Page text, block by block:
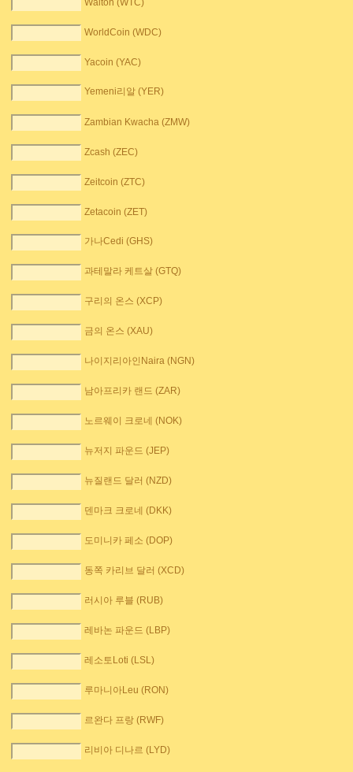
Walton (WTC)
WorldCoin (WDC)
Yacoin (YAC)
Yemeni리알 (YER)
Zambian Kwacha (ZMW)
Zcash (ZEC)
Zeitcoin (ZTC)
Zetacoin (ZET)
가나Cedi (GHS)
과테말라 케트살 (GTQ)
구리의 온스 (XCP)
금의 온스 (XAU)
나이지리아인Naira (NGN)
남아프리카 랜드 (ZAR)
노르웨이 크로네 (NOK)
뉴저지 파운드 (JEP)
뉴질랜드 달러 (NZD)
덴마크 크로네 (DKK)
도미니카 페소 (DOP)
동쪽 카리브 달러 (XCD)
러시아 루블 (RUB)
레바논 파운드 (LBP)
레소토Loti (LSL)
루마니아Leu (RON)
르완다 프랑 (RWF)
리비아 디나르 (LYD)